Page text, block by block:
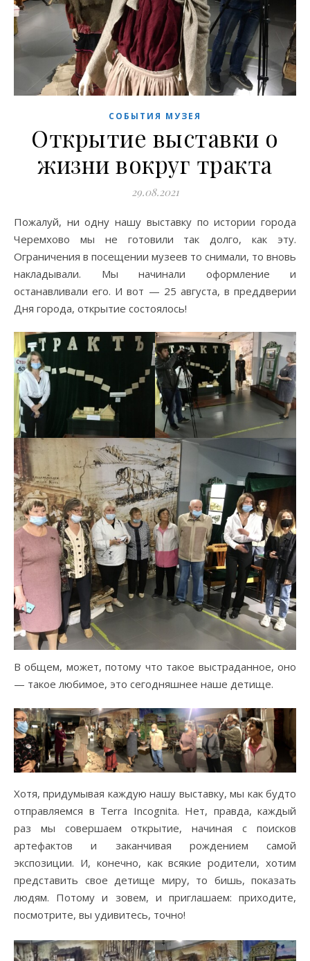
СОБЫТИЯ МУЗЕЯ
Открытие выставки о
жизни вокруг тракта
29.08.2021
Пожалуй, ни одну нашу выставку по истории города
Черемхово мы не готовили так долго, как эту.
Ограничения в посещении музеев то снимали, то вновь
накладывали. Мы начинали оформление и
останавливали его. И вот — 25 августа, в преддверии
Дня города, открытие состоялось!
В общем, может, потому что такое выстраданное, оно
— такое любимое, это сегодняшнее наше детище.
Хотя, придумывая каждую нашу выставку, мы как будто
отправляемся в Terra Incognita. Нет, правда, каждый
раз мы совершаем открытие, начиная с поисков
артефактов и заканчивая рождением самой
экспозиции. И, конечно, как всякие родители, хотим
представить свое детище миру, то бишь, показать
людям. Потому и зовем, и приглашаем: приходите,
посмотрите, вы удивитесь, точно!